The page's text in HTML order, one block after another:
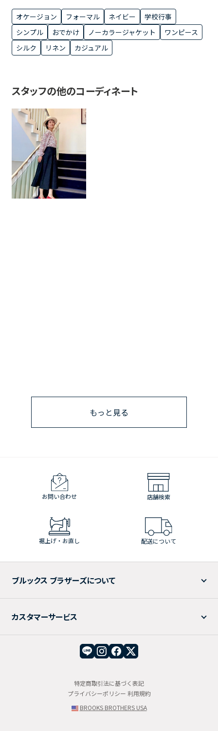
オケージョン フォーマル ネイビー
学校行事
シンプル
おでかけ ノーカラージャケット
ワンピース
シルク
リネン カジュアル
スタッフの他のコーディネート
もっと見る
お問い合わせ 店舗検索
裾上げ・お直し 配送について
ブルックス ブラザーズについて
カスタマーサービス
特定商取引法に基づく表記
プライバシーポリシー 利用規約
BROOKS BROTHERS USA